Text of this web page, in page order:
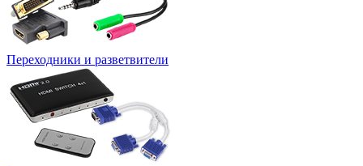
Переходники и разветвители